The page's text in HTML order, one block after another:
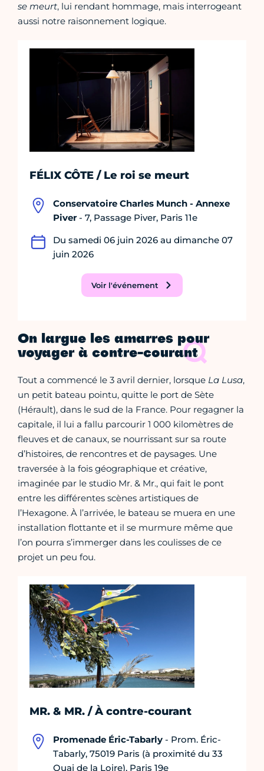
se meurt, lui rendant hommage, mais interrogeant
aussi notre raisonnement logique.
FÉLIX CÔTE / Le roi se meurt
Conservatoire Charles Munch - Annexe
Piver- 7, Passage Piver, Paris 11e
Du samedi 06 juin 2026 au dimanche 07
juin 2026
Voir l'événement
On largue les amarres pour
voyager à contre-courant
Tout a commencé le 3 avril dernier, lorsque La Lusa,
un petit bateau pointu, quitte le port de Sète
(Hérault), dans le sud de la France. Pour regagner la
capitale, il lui a fallu parcourir 1 000 kilomètres de
fleuves et de canaux, se nourrissant sur sa route
d’histoires, de rencontres et de paysages. Une
traversée à la fois géographique et créative,
imaginée par le studio Mr. & Mr., qui fait le pont
entre les différentes scènes artistiques de
l’Hexagone. À l’arrivée, le bateau se muera en une
installation flottante et il se murmure même que
l’on pourra s’immerger dans les coulisses de ce
projet un peu fou.
MR. & MR. / À contre-courant
Promenade Éric-Tabarly - Prom. Éric-
Tabarly, 75019 Paris (à proximité du 33
Quai de la Loire), Paris 19e